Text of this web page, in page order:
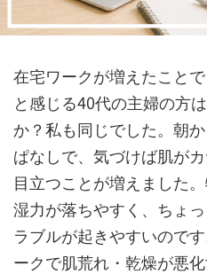
在宅ワークが増えたこと
と感じる40代の主婦の方
か？私も同じでした。朝
ぱなしで、気づけば肌が
目立つことが増えました
湿力が落ちやすく、ちょ
ラブルが起きやすいので
ークで肌荒れ・乾燥が悪